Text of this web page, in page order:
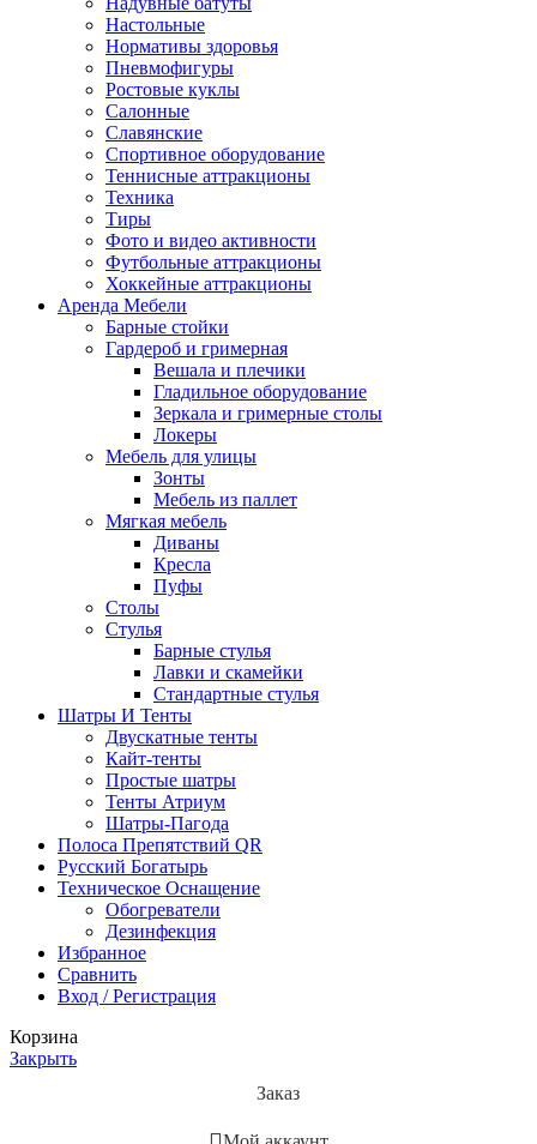
Настольные
Нормативы здоровья
Пневмофигуры
Ростовые куклы
Салонные
Славянские
Спортивное оборудование
Теннисные аттракционы
Техника
Тиры
Фото и видео активности
Футбольные аттракционы
Хоккейные аттракционы
Аренда Мебели
Барные стойки
Гардероб и гримерная
Вешала и плечики
Гладильное оборудование
Зеркала и гримерные столы
Локеры
Мебель для улицы
Зонты
Мебель из паллет
Мягкая мебель
Диваны
Кресла
Пуфы
Столы
Стулья
Барные стулья
Лавки и скамейки
Стандартные стулья
Шатры И Тенты
Двускатные тенты
Кайт-тенты
Простые шатры
Тенты Атриум
Шатры-Пагода
Полоса Препятствий QR
Русский Богатырь
Техническое Оснащение
Обогреватели
Дезинфекция
Избранное
Сравнить
Вход / Регистрация
Корзина
Закрыть
Заказ